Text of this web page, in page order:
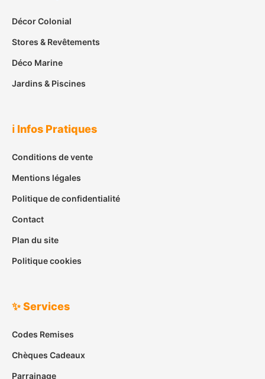
Décor Colonial
Stores & Revêtements
Déco Marine
Jardins & Piscines
ℹ️ Infos Pratiques
Conditions de vente
Mentions légales
Politique de confidentialité
Contact
Plan du site
Politique cookies
✨ Services
Codes Remises
Chèques Cadeaux
Parrainage